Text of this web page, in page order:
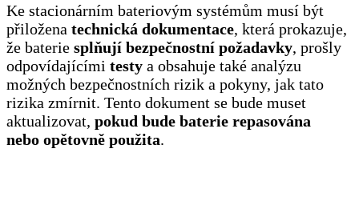
Ke stacionárním bateriovým systémům musí být
přiložena technická dokumentace, která prokazuje,
že baterie splňují bezpečnostní požadavky, prošly
odpovídajícími testy a obsahuje také analýzu
možných bezpečnostních rizik a pokyny, jak tato
rizika zmírnit. Tento dokument se bude muset
aktualizovat, pokud bude baterie repasována
nebo opětovně použita.